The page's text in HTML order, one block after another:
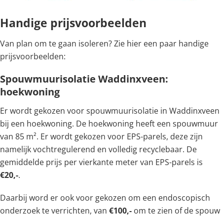
Handige prijsvoorbeelden
Van plan om te gaan isoleren? Zie hier een paar handige
prijsvoorbeelden:
Spouwmuurisolatie Waddinxveen:
hoekwoning
Er wordt gekozen voor spouwmuurisolatie in Waddinxveen
bij een hoekwoning. De hoekwoning heeft een spouwmuur
van 85 m². Er wordt gekozen voor EPS-parels, deze zijn
namelijk vochtregulerend en volledig recyclebaar. De
gemiddelde prijs per vierkante meter van EPS-parels is
€20,-.
Daarbij word er ook voor gekozen om een endoscopisch
onderzoek te verrichten, van €100,- om te zien of de spouw